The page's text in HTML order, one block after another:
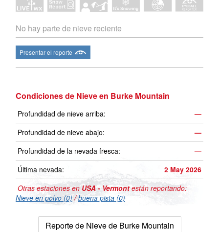
No hay parte de nieve reciente
Presentar el reporte
Condiciones de Nieve en Burke Mountain
Profundidad de nieve arriba:
—
Profundidad de nieve abajo:
—
Profundidad de la nevada fresca:
—
Última nevada:
2 May 2026
Otras estaciones enUSA - Vermont están reportando:
Nieve en polvo (0)/buena pista (0)
Reporte de Nieve de Burke Mountain